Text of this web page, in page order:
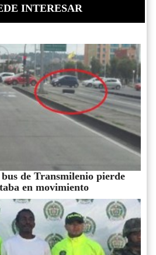
INTERESAR
de Transmilenio pierde
en movimiento